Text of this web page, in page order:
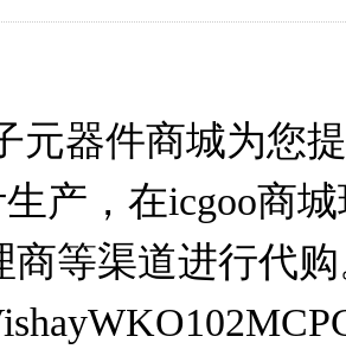
元器件商城为您
生产，在icgoo商
商等渠道进行代